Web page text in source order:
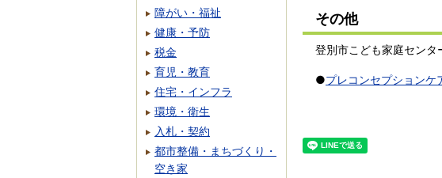
その他
登別市こども家庭センタ
●プレコンセプション
障がい・福祉
健康・予防
税金
育児・教育
住宅・インフラ
環境・衛生
入札・契約
都市整備・まちづくり・
空き家